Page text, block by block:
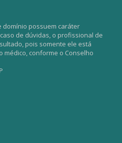
domínio possuem caráter
de dúvidas, o profissional de
pois somente ele está
conforme o Conselho